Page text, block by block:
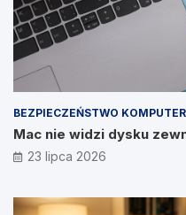
BEZPIECZEŃSTWO
Mac nie widzi dysku
23 lipca 2026